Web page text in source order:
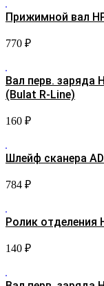
Bulat
Line
Прижимной вал
770 ₽
Вал перв. заряда
(Bulat R-Line)
160 ₽
Шлейф сканера
784 ₽
Ролик отделения
140 ₽